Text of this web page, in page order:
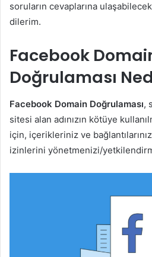
soruların cevaplarına
dilerim.
Facebook
Doğrulaması
Facebook Domain Doğrulaması,
sitesi alan adınızın kötüye
için, içerikleriniz ve
izinlerini yönetmenizi/